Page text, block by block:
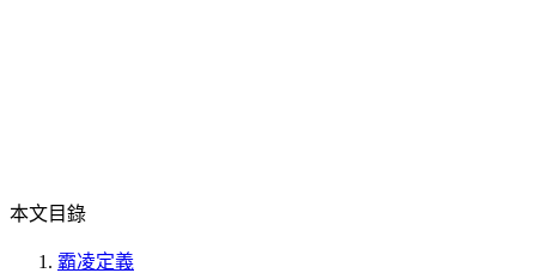
本文目錄
霸凌定義